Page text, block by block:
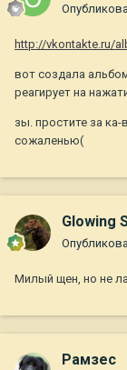
http://vkontakte.ru/
вот создала
реагирует на
зы. простите за
сожаленью(
Glowing
Милый щен, но не
Рамзес